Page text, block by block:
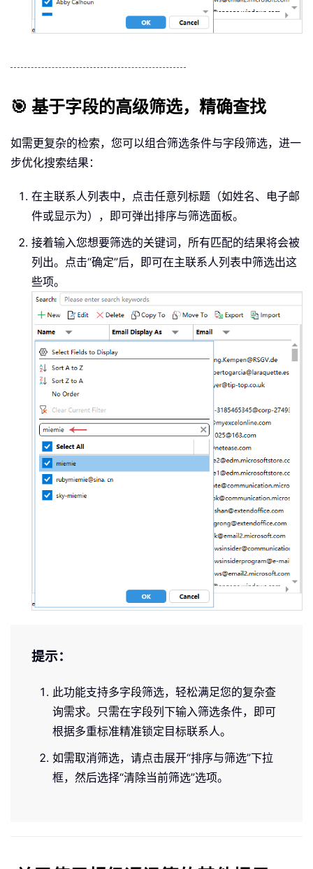
🎯 基于字段的高级筛选，精确查找
如需更复杂的检索，您可以组合筛选条件与字段筛选，进一
步优化搜索结果：
在主联系人列表中，点击任意列标题（如姓名、电子邮
件或显示为），即可弹出排序与筛选面板。
接着输入您想要筛选的关键词，所有匹配的结果将会被
列出。点击“确定”后，即可在主联系人列表中筛选出这
些项。
提示：
此功能支持多字段筛选，轻松满足您的复杂查
询需求。只需在字段列下输入筛选条件，即可
根据多重标准精准锁定目标联系人。
如需取消筛选，请点击展开“排序与筛选”下拉
框，然后选择“清除当前筛选”选项。